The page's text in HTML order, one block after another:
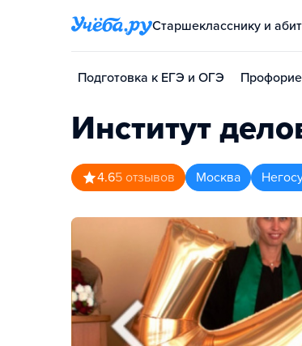
Старшекласснику и
Подготовка к ЕГЭ и ОГЭ
Институт
4.65 отзывов Москва